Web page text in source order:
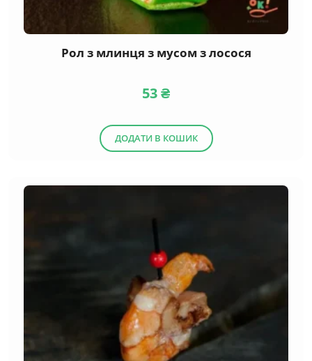
Рол з млинця з мусом з лосося
53₴
ДОДАТИ В КОШИК